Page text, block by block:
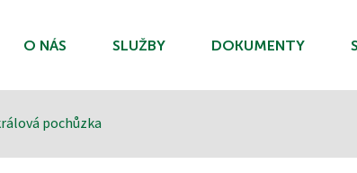
O NÁS SLUŽBY DOKUMENTY
pochůzka